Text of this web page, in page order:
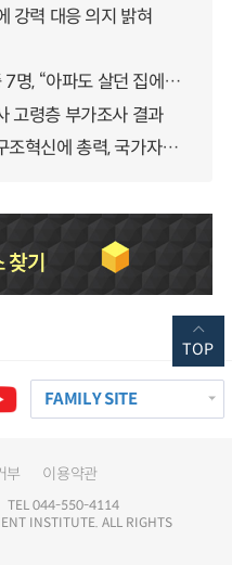
강력 대응 의지 밝혀
장기요양 재가 어르신 10명 중 7명, “아파도 살던 집에서 살겠다” 「2025년 장기요양실태조사」 결과 발표
고령층 부가조사 결과
잠재성장률 반등을 위해 경제구조혁신에 총력, 국가자산 관리체계 대전환
FAMILY SITE
부 이용약관
TEL 044-550-4114
INSTITUTE. ALL RIGHTS
TOP